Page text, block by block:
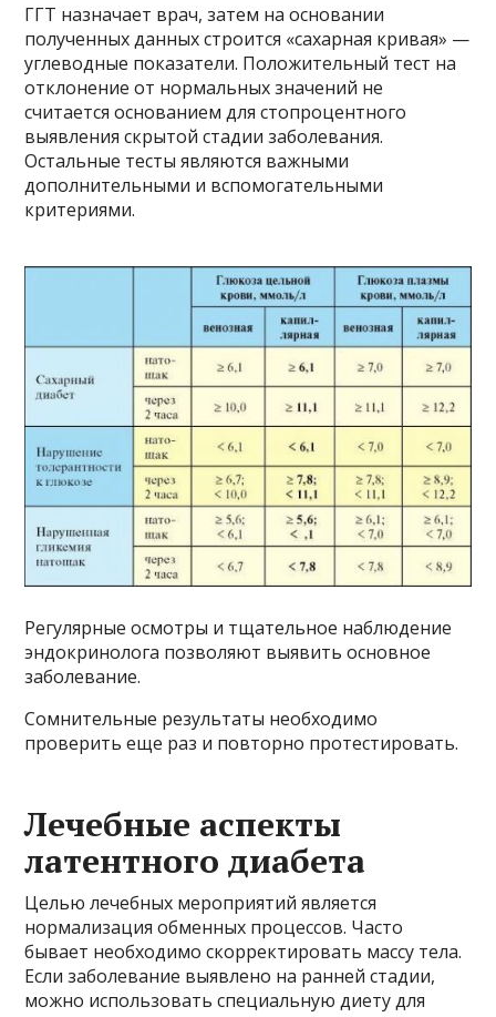
ГГТ назначает врач, затем на основании
полученных данных строится «сахарная кривая» —
углеводные показатели. Положительный тест на
отклонение от нормальных значений не
считается основанием для стопроцентного
выявления скрытой стадии заболевания.
Остальные тесты являются важными
дополнительными и вспомогательными
критериями.
Регулярные осмотры и тщательное наблюдение
эндокринолога позволяют выявить основное
заболевание.
Сомнительные результаты необходимо
проверить еще раз и повторно протестировать.
Лечебные аспекты
латентного диабета
Целью лечебных мероприятий является
нормализация обменных процессов. Часто
бывает необходимо скорректировать массу тела.
Если заболевание выявлено на ранней стадии,
можно использовать специальную диету для